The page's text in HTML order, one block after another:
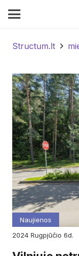
Structum.lt
Naujienos
2024
rugpjūčio 6d.